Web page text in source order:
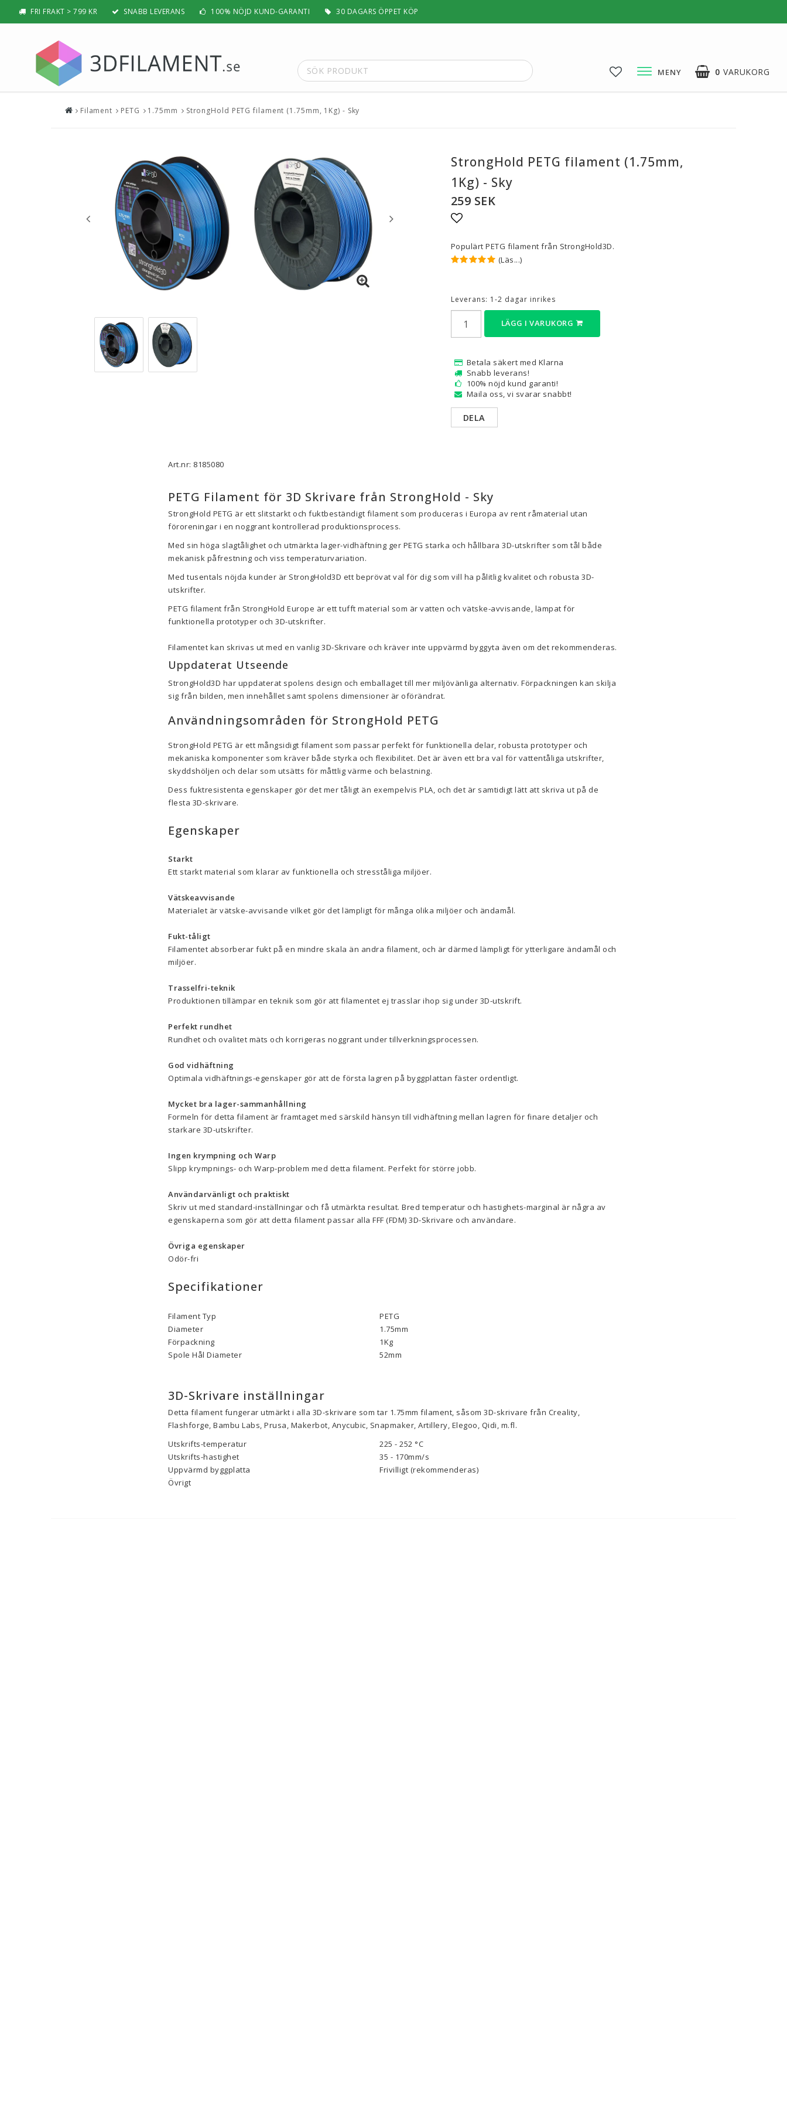
FRI FRAKT > 799 KR SNABB LEVERANS 100% NÖJD KUND-GARANTI 30 DAGARS ÖPPET KÖP
0 VARUKORG
MENY
BÄST 3D-SKRIVARE 2026
ABS PRO / ABS+
PETG
TPU / TPE
HIPS / PVA / ASA
Nylon
Visa alla
Trä, Metall, Sten & Kolfiber
Flex & Elasticitet
Höghastighet
Visa alla
Tejp, Lim & Fästmaterial
Filament-förvaring
3D-Skrivare — Delar
Water Washable
3D-Pennor
Filament till 3D-Pennor
Visa alla
Filament PETG 1.75mm StrongHold PETG filament (1.75mm, 1Kg) - Sky
StrongHold PETG filament (1.75mm,
1Kg) - Sky
259 SEK
Populärt PETG filament från StrongHold3D.
(Läs...)
Leverans: 1-2 dagar inrikes
LÄGG I VARUKORG
Betala säkert med Klarna
Snabb leverans!
100% nöjd kund garanti!
Maila oss, vi svarar snabbt!
DELA
Art.nr: 8185080
PETG Filament för 3D Skrivare från StrongHold - Sky
StrongHold PETG är ett slitstarkt och fuktbeständigt filament som produceras i Europa av rent råmaterial utan
föroreningar i en noggrant kontrollerad produktionsprocess.
Med sin höga slagtålighet och utmärkta lager-vidhäftning ger PETG starka och hållbara 3D-utskrifter som tål både
mekanisk påfrestning och viss temperaturvariation.
Med tusentals nöjda kunder är StrongHold3D ett beprövat val för dig som vill ha pålitlig kvalitet och robusta 3D-
utskrifter.
PETG filament från StrongHold Europe är ett tufft material som är vatten och vätske-avvisande, lämpat för
funktionella prototyper och 3D-utskrifter.
Filamentet kan skrivas ut med en vanlig 3D-Skrivare och kräver inte uppvärmd byggyta även om det rekommenderas.
Uppdaterat Utseende
StrongHold3D har uppdaterat spolens design och emballaget till mer miljövänliga alternativ. Förpackningen kan skilja
sig från bilden, men innehållet samt spolens dimensioner är oförändrat.
Användningsområden för StrongHold PETG
StrongHold PETG är ett mångsidigt filament som passar perfekt för funktionella delar, robusta prototyper och
mekaniska komponenter som kräver både styrka och flexibilitet. Det är även ett bra val för vattentåliga utskrifter,
skyddshöljen och delar som utsätts för måttlig värme och belastning.
Dess fuktresistenta egenskaper gör det mer tåligt än exempelvis PLA, och det är samtidigt lätt att skriva ut på de
flesta 3D-skrivare.
Egenskaper
Starkt
Ett starkt material som klarar av funktionella och stresståliga miljöer.
Vätskeavvisande
Materialet är vätske-avvisande vilket gör det lämpligt för många olika miljöer och ändamål.
Fukt-tåligt
Filamentet absorberar fukt på en mindre skala än andra filament, och är därmed lämpligt för ytterligare ändamål och
miljöer.
Trasselfri-teknik
Produktionen tillämpar en teknik som gör att filamentet ej trasslar ihop sig under 3D-utskrift.
Perfekt rundhet
Rundhet och ovalitet mäts och korrigeras noggrant under tillverkningsprocessen.
God vidhäftning
Optimala vidhäftnings-egenskaper gör att de första lagren på byggplattan fäster ordentligt.
Mycket bra lager-sammanhållning
Formeln för detta filament är framtaget med särskild hänsyn till vidhäftning mellan lagren för finare detaljer och
starkare 3D-utskrifter.
Ingen krympning och Warp
Slipp krympnings- och Warp-problem med detta filament. Perfekt för större jobb.
Användarvänligt och praktiskt
Skriv ut med standard-inställningar och få utmärkta resultat. Bred temperatur och hastighets-marginal är några av
egenskaperna som gör att detta filament passar alla FFF (FDM) 3D-Skrivare och användare.
Övriga egenskaper
Odör-fri
Specifikationer
Filament Typ
PETG
Diameter
1.75mm
Förpackning
1Kg
Spole Hål Diameter
52mm
3D-Skrivare inställningar
Detta filament fungerar utmärkt i alla 3D-skrivare som tar 1.75mm filament, såsom 3D-skrivare från Creality,
Flashforge, Bambu Labs, Prusa, Makerbot, Anycubic, Snapmaker, Artillery, Elegoo, Qidi, m.fl.
Utskrifts-temperatur
225 - 252 °C
Utskrifts-hastighet
35 - 170mm/s
Uppvärmd byggplatta
Frivilligt (rekommenderas)
Övrigt